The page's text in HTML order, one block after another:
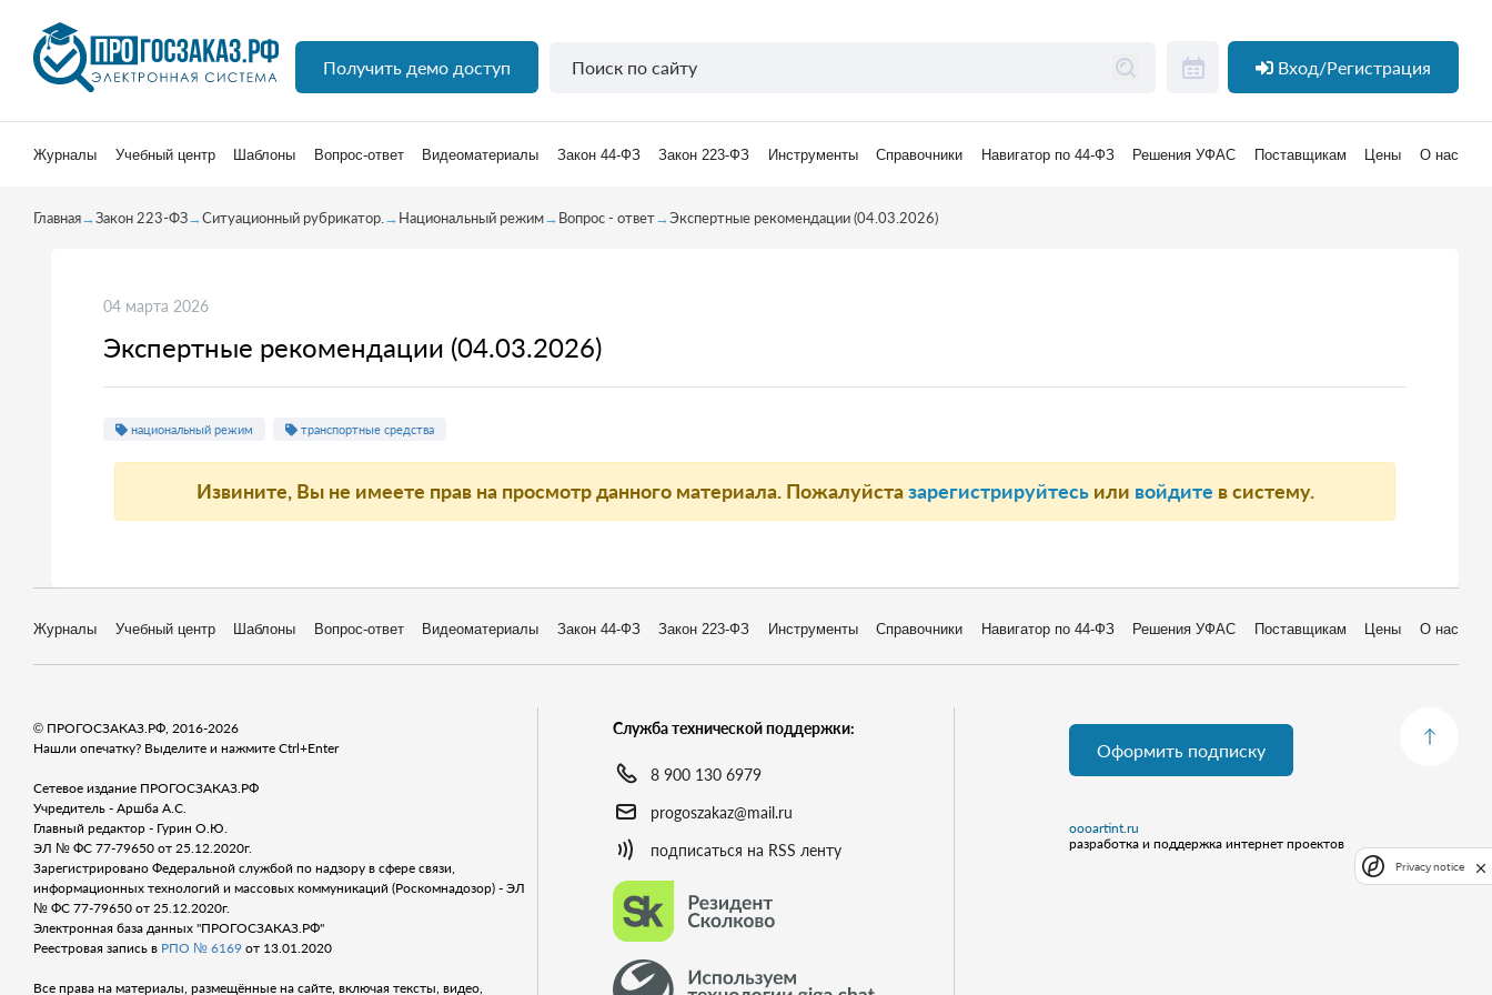
Получить демо доступ Вход/Регистрация
Журналы Учебный центр Шаблоны Вопрос-ответ Видеоматериалы Закон 44-ФЗ Закон 223-ФЗ Инструменты Справочники Навигатор по 44-ФЗ Решения УФАС Поставщикам Цены О нас
Главная→Закон 223-ФЗ→Ситуационный рубрикатор. →Национальный режим→Вопрос - ответ→Экспертные рекомендации (04.03.2026)
04 марта 2026
Экспертные рекомендации (04.03.2026)
национальный режим транспортные средства
Извините, Вы не имеете прав на просмотр данного материала. Пожалуйстазарегистрируйтесьили войдите в систему.
Журналы Учебный центр Шаблоны Вопрос-ответ Видеоматериалы Закон 44-ФЗ Закон 223-ФЗ Инструменты Справочники Навигатор по 44-ФЗ Решения УФАС Поставщикам Цены О нас
© ПРОГОСЗАКАЗ.РФ, 2016-2026
Нашли опечатку? Выделите и нажмите Ctrl+Enter
Сетевое издание ПРОГОСЗАКАЗ.РФ
Учредитель - Аршба А.С.
Главный редактор - Гурин О.Ю.
ЭЛ № ФС 77-79650 от 25.12.2020г.
Зарегистрировано Федеральной службой по надзору в сфере связи,
информационных технологий и массовых коммуникаций (Роскомнадозор) - ЭЛ
№ ФС 77-79650 от 25.12.2020г.
Электронная база данных "ПРОГОСЗАКАЗ.РФ"
Реестровая запись в РПО № 6169 от 13.01.2020
Все права на материалы, размещённые на сайте, включая тексты, видео,
Служба технической поддержки:
8 900 130 6979
progoszakaz@mail.ru
подписаться на RSS ленту
Оформить подписку
oooartint.ru
разработка и поддержка интернет проектов
Privacy notice